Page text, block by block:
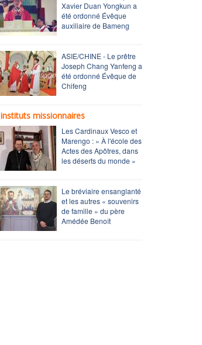
Xavier Duan Yongkun a
été ordonné Évêque
auxiliaire de Bameng
ASIE/CHINE - Le prêtre
Joseph Chang Yanfeng a
été ordonné Évêque de
Chifeng
instituts missionnaires
Les Cardinaux Vesco et
Marengo : « À l'école des
Actes des Apôtres, dans
les déserts du monde »
Le bréviaire ensanglanté
et les autres « souvenirs
de famille » du père
Amédée Benoît